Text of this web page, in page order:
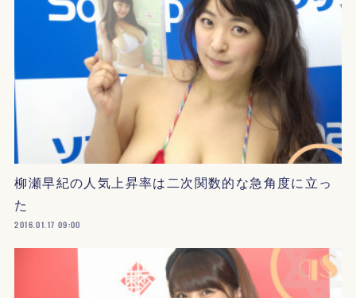
柳瀬早紀の人気上昇率は二次関数的な急角度に立っ
た
2016.01.17 09:00